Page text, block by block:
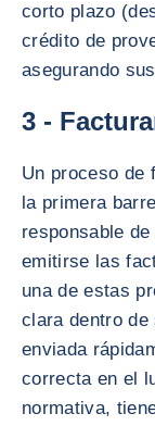
corto plazo
crédito de
asegurando
3 -
Un proceso de
la primera
responsable
emitirse las
una de estas
clara dentro
enviada
correcta en el
normativa,